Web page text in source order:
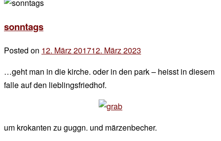
sonntags
Posted on 12. März 201712. März 2023
chef
…geht man in die kirche. oder in den park – heisst in diesem
falle auf den lieblingsfriedhof.
um krokanten zu guggn. und märzenbecher.